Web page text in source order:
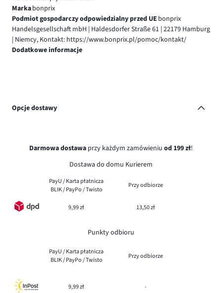
Markabonprix
Podmiot gospodarczy odpowiedzialny przed UE bonprix
Handelsgesellschaft mbH | Haldesdorfer Straße 61 | 22179 Hamburg
| Niemcy, Kontakt: https://www.bonprix.pl/pomoc/kontakt/
Dodatkowe informacje
Opcje dostawy
Darmowa dostawa przy każdym zamówieniu od 199 zł!
Dostawa do domu Kurierem
PayU / Karta płatnicza
BLIK / PayPo / Twisto
Przy odbiorze
9,99 zł 13,50 zł
Punkty odbioru
PayU / Karta płatnicza
BLIK / PayPo / Twisto
Przy odbiorze
9,99 zł -